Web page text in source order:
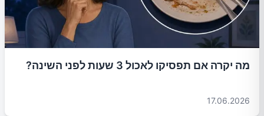
מה יקרה אם תפסיקו לאכול 3 שעות לפני השינה?
17.06.2026